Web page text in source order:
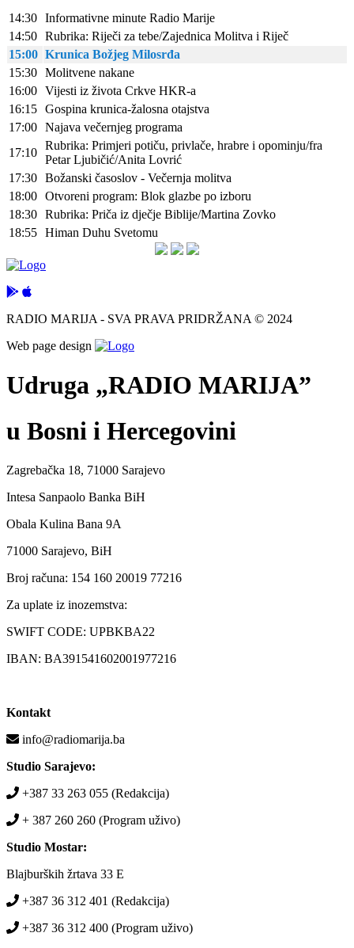
14:30 Informativne minute Radio Marije
14:50 Rubrika: Riječi za tebe/Zajednica Molitva i Riječ
15:00 Krunica Božjeg Milosrđa
15:30 Molitvene nakane
16:00 Vijesti iz života Crkve HKR-a
16:15 Gospina krunica-žalosna otajstva
17:00 Najava večernjeg programa
17:10
Rubrika: Primjeri potiču, privlače, hrabre i opominju/fra
Petar Ljubičić/Anita Lovrić
17:30 Božanski časoslov - Večernja molitva
18:00 Otvoreni program: Blok glazbe po izboru
18:30 Rubrika: Priča iz dječje Biblije/Martina Zovko
18:55 Himan Duhu Svetomu
RADIO MARIJA - SVA PRAVA PRIDRŽANA © 2024
Web page design
Udruga „RADIO MARIJA”
u Bosni i Hercegovini
Zagrebačka 18, 71000 Sarajevo
Intesa Sanpaolo Banka BiH
Obala Kulina Bana 9A
71000 Sarajevo, BiH
Broj računa: 154 160 20019 77216
Za uplate iz inozemstva:
SWIFT CODE: UPBKBA22
IBAN: BA391541602001977216
Kontakt
info@radiomarija.ba
Studio Sarajevo:
+387 33 263 055 (Redakcija)
+ 387 260 260 (Program uživo)
Studio Mostar:
Blajburških žrtava 33 E
+387 36 312 401 (Redakcija)
+387 36 312 400 (Program uživo)